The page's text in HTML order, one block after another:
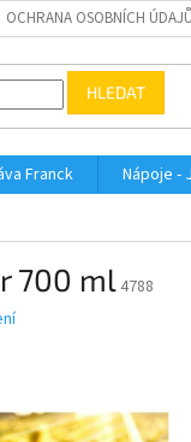
OCHRANA OSOBNÍCH ÚDAJŮ
HLEDAT
Franck Nápoje -
700 ml 4788